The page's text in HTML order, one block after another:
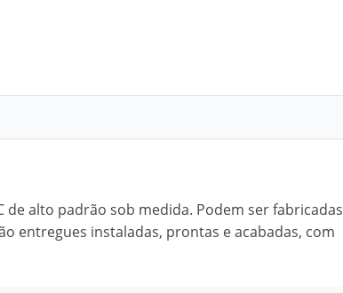
de alto padrão sob medida. Podem ser fabricadas
entregues instaladas, prontas e acabadas, com